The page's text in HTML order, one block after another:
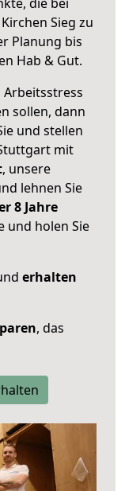
Sieg zu
Planung bis
Hab & Gut.
sollen, dann
und stellen
mit
, unsere
lehnen Sie
8 Jahre
und holen Sie
erhalten
, das